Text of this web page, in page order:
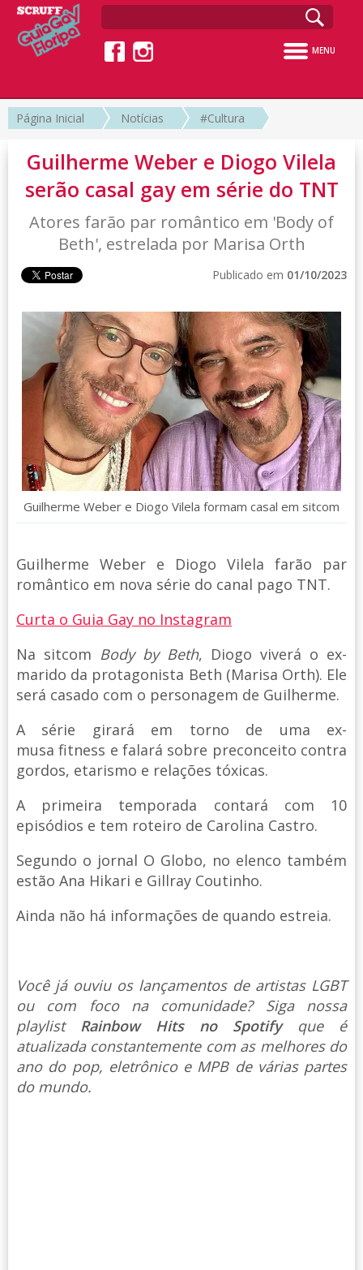
MENU
Página Inicial Notícias #Cultura
Guilherme Weber e Diogo Vilela
serão casal gay em série do TNT
Atores farão par romântico em 'Body of
Beth', estrelada por Marisa Orth
Publicado em 01/10/2023
Guilherme Weber e Diogo Vilela formam casal em sitcom
Guilherme Weber e Diogo Vilela farão par
romântico em nova série do canal pago TNT.
Curta o Guia Gay no Instagram
Na sitcom Body by Beth, Diogo viverá o ex-
marido da protagonista Beth (Marisa Orth). Ele
será casado com o personagem de Guilherme.
A série girará em torno de uma ex-
musa fitness e falará sobre preconceito contra
gordos, etarismo e relações tóxicas.
A primeira temporada contará com 10
episódios e tem roteiro de Carolina Castro.
Segundo o jornal O Globo, no elenco também
estão Ana Hikari e Gillray Coutinho.
Ainda não há informações de quando estreia.
Você já ouviu os lançamentos de artistas LGBT
ou com foco na comunidade? Siga nossa
playlist Rainbow Hits no Spotify que é
atualizada constantemente com as melhores do
ano do pop, eletrônico e MPB de várias partes
do mundo.